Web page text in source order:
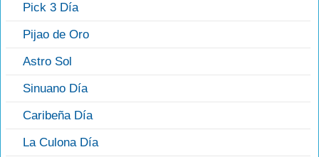
Pick 3 Día
Pijao de Oro
Astro Sol
Sinuano Día
Caribeña Día
La Culona Día